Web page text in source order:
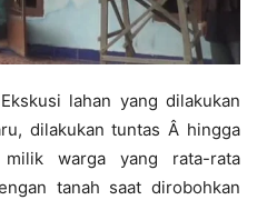
lahan yang dilakukan
dilakukan tuntas Â hingga
warga yang rata-rata
tanah saat dirobohkan